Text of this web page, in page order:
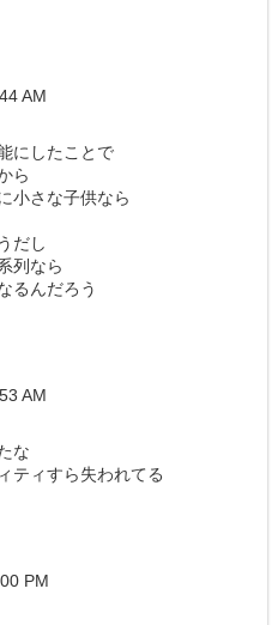
AM
にしたことで
ら
小さな子供なら
だし
列なら
るんだろう
AM
な
ティすら失われてる
PM